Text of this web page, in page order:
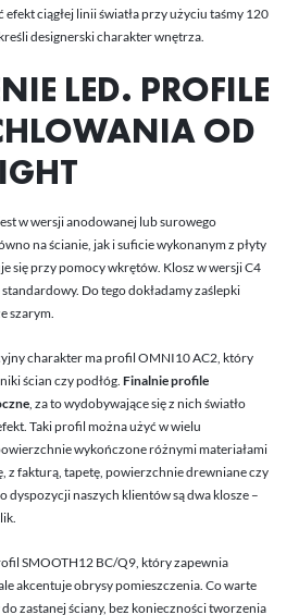
ciągłej linii światła przy użyciu taśmy 120
designerski charakter wnętrza.
LED. PROFILE
OD
w wersji anodowanej lub surowego
na ścianie, jak i suficie wykonanym z płyty
się przy pomocy wkrętów. Klosz w wersji C4
Do tego dokładamy zaślepki
szarym.
charakter ma profil OMNI10 AC2, który
ścian czy podłóg. Finalnie profile
, za to wydobywające się z nich światło
Taki profil można użyć w wielu
wykończone różnymi materiałami
z fakturą, tapetę, powierzchnie drewniane czy
dyspozycji naszych klientów są dwa klosze –
SMOOTH12 BC/Q9, który zapewnia
akcentuje obrysy pomieszczenia. Co warte
zastanej ściany, bez konieczności tworzenia